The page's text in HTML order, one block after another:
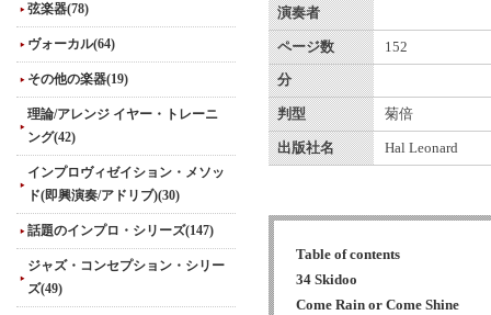
弦楽器(78)
ヴォーカル(64)
その他の楽器(19)
理論/アレンジ イヤー・トレーニ
ング(42)
インプロヴィゼイション・メソッ
ド(即興演奏/アドリブ)(30)
話題のインプロ・シリーズ(147)
ジャズ・コンセプション・シリー
ズ(49)
演奏者
ページ数 152
分
判型 菊倍
出版社名 Hal Leonard
Table of contents
34 Skidoo
Come Rain or Come Shine